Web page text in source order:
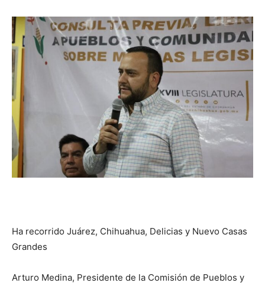
Ha recorrido Juárez, Chihuahua, Delicias y Nuevo Casas
Grandes
Arturo Medina, Presidente de la Comisión de Pueblos y